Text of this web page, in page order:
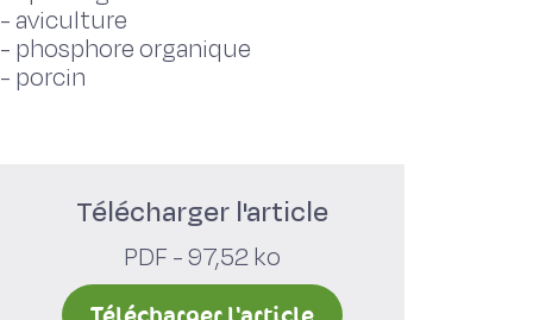
- aviculture
- phosphore organique
- porcin
Télécharger l'article
PDF - 97,52 ko